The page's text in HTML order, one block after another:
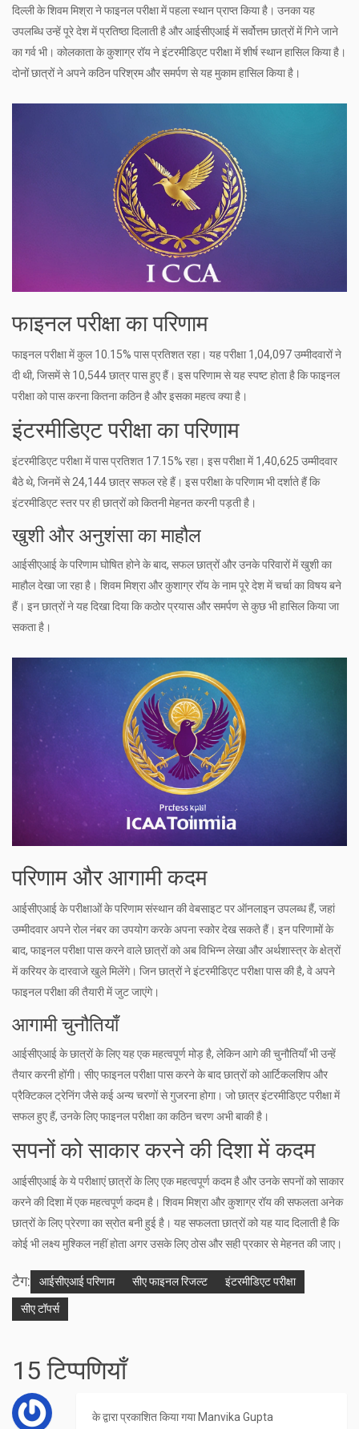
दिल्ली के शिवम मिश्रा ने फाइनल परीक्षा में पहला स्थान प्राप्त किया है। उनका यह
उपलब्धि उन्हें पूरे देश में प्रतिष्ठा दिलाती है और आईसीएआई में सर्वोत्तम छात्रों में गिने जाने
का गर्व भी। कोलकाता के कुशाग्र रॉय ने इंटरमीडिएट परीक्षा में शीर्ष स्थान हासिल किया है।
दोनों छात्रों ने अपने कठिन परिश्रम और समर्पण से यह मुकाम हासिल किया है।
फाइनल परीक्षा का परिणाम
फाइनल परीक्षा में कुल 10.15% पास प्रतिशत रहा। यह परीक्षा 1,04,097 उम्मीदवारों ने
दी थी, जिसमें से 10,544 छात्र पास हुए हैं। इस परिणाम से यह स्पष्ट होता है कि फाइनल
परीक्षा को पास करना कितना कठिन है और इसका महत्व क्या है।
इंटरमीडिएट परीक्षा का परिणाम
इंटरमीडिएट परीक्षा में पास प्रतिशत 17.15% रहा। इस परीक्षा में 1,40,625 उम्मीदवार
बैठे थे, जिनमें से 24,144 छात्र सफल रहे हैं। इस परीक्षा के परिणाम भी दर्शाते हैं कि
इंटरमीडिएट स्तर पर ही छात्रों को कितनी मेहनत करनी पड़ती है।
खुशी और अनुशंसा का माहौल
आईसीएआई के परिणाम घोषित होने के बाद, सफल छात्रों और उनके परिवारों में खुशी का
माहौल देखा जा रहा है। शिवम मिश्रा और कुशाग्र रॉय के नाम पूरे देश में चर्चा का विषय बने
हैं। इन छात्रों ने यह दिखा दिया कि कठोर प्रयास और समर्पण से कुछ भी हासिल किया जा
सकता है।
परिणाम और आगामी कदम
आईसीएआई के परीक्षाओं के परिणाम संस्थान की वेबसाइट पर ऑनलाइन उपलब्ध हैं, जहां
उम्मीदवार अपने रोल नंबर का उपयोग करके अपना स्कोर देख सकते हैं। इन परिणामों के
बाद, फाइनल परीक्षा पास करने वाले छात्रों को अब विभिन्न लेखा और अर्थशास्त्र के क्षेत्रों
में करियर के दारवाजे खुले मिलेंगे। जिन छात्रों ने इंटरमीडिएट परीक्षा पास की है, वे अपने
फाइनल परीक्षा की तैयारी में जुट जाएंगे।
आगामी चुनौतियाँ
आईसीएआई के छात्रों के लिए यह एक महत्वपूर्ण मोड़ है, लेकिन आगे की चुनौतियाँ भी उन्हें
तैयार करनी होंगी। सीए फाइनल परीक्षा पास करने के बाद छात्रों को आर्टिकलशिप और
प्रैक्टिकल ट्रेनिंग जैसे कई अन्य चरणों से गुजरना होगा। जो छात्र इंटरमीडिएट परीक्षा में
सफल हुए हैं, उनके लिए फाइनल परीक्षा का कठिन चरण अभी बाकी है।
सपनों को साकार करने की दिशा में कदम
आईसीएआई के ये परीक्षाएं छात्रों के लिए एक महत्वपूर्ण कदम है और उनके सपनों को साकार
करने की दिशा में एक महत्वपूर्ण कदम है। शिवम मिश्रा और कुशाग्र रॉय की सफलता अनेक
छात्रों के लिए प्रेरणा का स्रोत बनी हुई है। यह सफलता छात्रों को यह याद दिलाती है कि
कोई भी लक्ष्य मुश्किल नहीं होता अगर उसके लिए ठोस और सही प्रकार से मेहनत की जाए।
टैग: आईसीएआई परिणाम सीए फाइनल रिजल्ट इंटरमीडिएट परीक्षा
सीए टॉपर्स
15 टिप्पणियाँ
के द्वारा प्रकाशित किया गया Manvika Gupta